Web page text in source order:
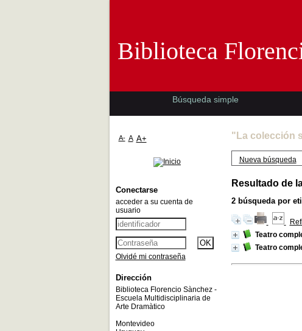
"La colección
Nueva búsqueda
Resultado de
2búsqueda por
Teatro
Teatro
Biblioteca
Búsqueda simple
A- A A+
Conectarse
acceder a su cuenta de
usuario
Olvidé mi contraseña
Dirección
Biblioteca Florencio Sànchez -
Escuela Multidisciplinaria de
Arte Dramàtico
Montevideo